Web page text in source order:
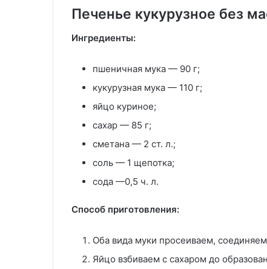
Печенье кукурузное без
Ингредиенты:
пшеничная мука — 90 г;
кукурузная мука — 110 г;
яйцо куриное;
сахар — 85 г;
сметана — 2 ст. л.;
соль — 1 щепотка;
сода —0,5 ч. л.
Способ приготовления:
Оба вида муки просеиваем,
Яйцо взбиваем с сахаром до